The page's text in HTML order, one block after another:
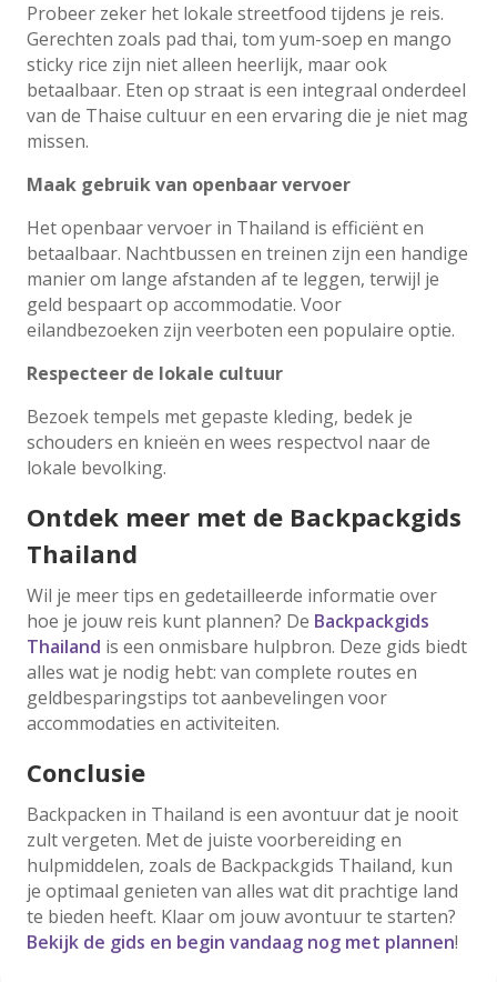
Probeer zeker het lokale streetfood tijdens je reis.
Gerechten zoals pad thai, tom yum-soep en mango
sticky rice zijn niet alleen heerlijk, maar ook
betaalbaar. Eten op straat is een integraal onderdeel
van de Thaise cultuur en een ervaring die je niet mag
missen.
Maak gebruik van openbaar vervoer
Het openbaar vervoer in Thailand is efficiënt en
betaalbaar. Nachtbussen en treinen zijn een handige
manier om lange afstanden af te leggen, terwijl je
geld bespaart op accommodatie. Voor
eilandbezoeken zijn veerboten een populaire optie.
Respecteer de lokale cultuur
Bezoek tempels met gepaste kleding, bedek je
schouders en knieën en wees respectvol naar de
lokale bevolking.
Ontdek meer met de Backpackgids
Thailand
Wil je meer tips en gedetailleerde informatie over
hoe je jouw reis kunt plannen? De Backpackgids
Thailand is een onmisbare hulpbron. Deze gids biedt
alles wat je nodig hebt: van complete routes en
geldbesparingstips tot aanbevelingen voor
accommodaties en activiteiten.
Conclusie
Backpacken in Thailand is een avontuur dat je nooit
zult vergeten. Met de juiste voorbereiding en
hulpmiddelen, zoals de Backpackgids Thailand, kun
je optimaal genieten van alles wat dit prachtige land
te bieden heeft. Klaar om jouw avontuur te starten?
Bekijk de gids en begin vandaag nog met plannen!